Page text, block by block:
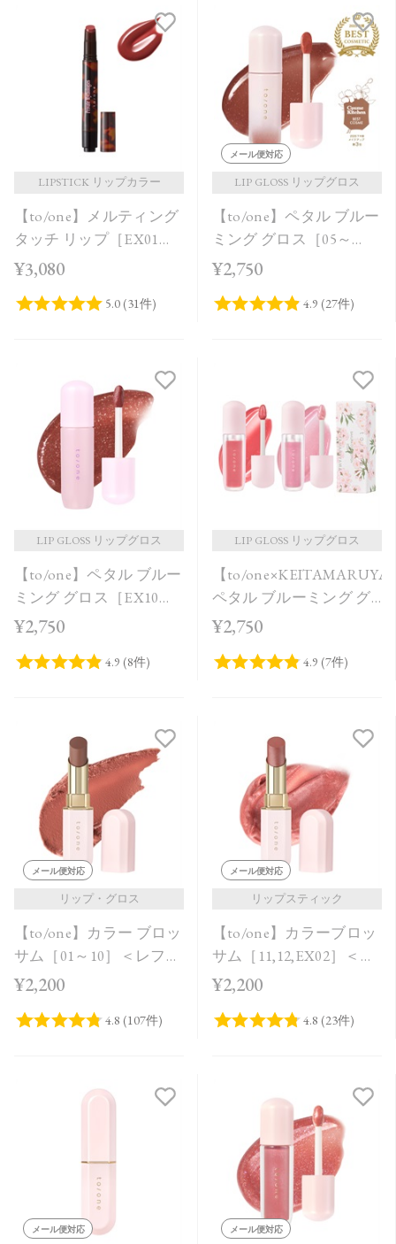
価格が安い
価格が高い
レビューが多い順
レビュー評価が高い順
人気順
LIPSTICK リップカラー
【to/one】メルティング
タッチ リップ［EX01～
EX03］＜限定品＞
¥3,080
メール便対応
LIP GLOSS リップグロス
【to/one】ペタル ブルー
ミング グロス［05～
08］
¥2,750
LIP GLOSS リップグロス
【to/one】ペタル ブルー
ミング グロス［EX10］
＜Holiday Collection＞
¥2,750
LIP GLOSS リップグロス
【to/
ペタル ブルーミング グ
ロス［EX13,EX14］＜限
¥2,750
メール便対応
リップ・グロス
【to/one】カラー ブロッ
サム［01～10］＜レフィ
ル＞
¥2,200
メール便対応
リップスティック
【to/one】カラーブロッ
サム［11,12,EX02］＜レ
フィル＞
¥2,200
メール便対応 メール便対応